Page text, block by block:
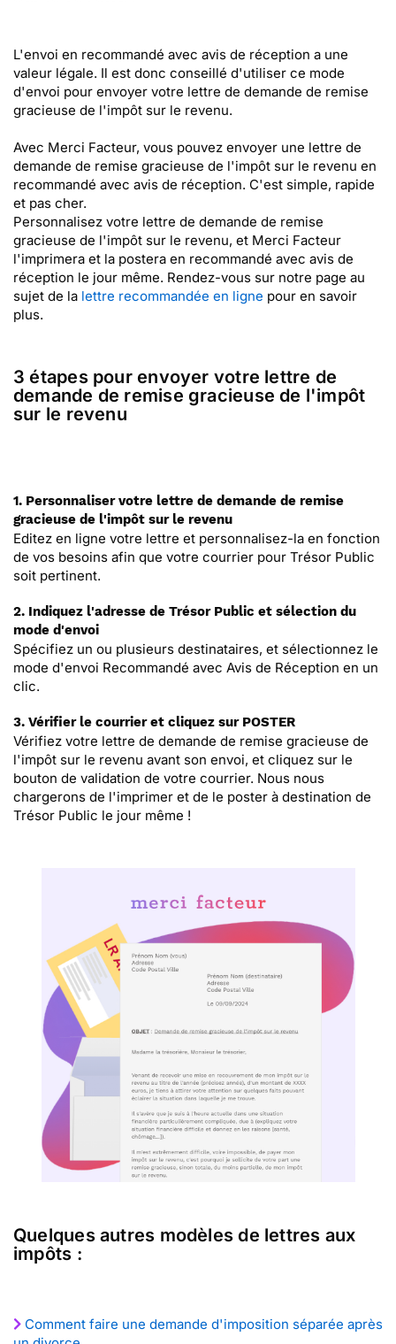
L'envoi en recommandé avec avis de réception a une
valeur légale. Il est donc conseillé d'utiliser ce mode
d'envoi pour envoyer votre lettre de demande de remise
gracieuse de l'impôt sur le revenu.
Avec Merci Facteur, vous pouvez envoyer une lettre de
demande de remise gracieuse de l'impôt sur le revenu en
recommandé avec avis de réception. C'est simple, rapide
et pas cher.
Personnalisez votre lettre de demande de remise
gracieuse de l'impôt sur le revenu, et Merci Facteur
l'imprimera et la postera en recommandé avec avis de
réception le jour même. Rendez-vous sur notre page au
sujet de la lettre recommandée en ligne pour en savoir
plus.
3 étapes pour envoyer votre lettre de
demande de remise gracieuse de l'impôt
sur le revenu
1. Personnaliser votre lettre de demande de remise
gracieuse de l'impôt sur le revenu
Editez en ligne votre lettre et personnalisez-la en fonction
de vos besoins afin que votre courrier pour Trésor Public
soit pertinent.
2. Indiquez l'adresse de Trésor Public et sélection du
mode d'envoi
Spécifiez un ou plusieurs destinataires, et sélectionnez le
mode d'envoi Recommandé avec Avis de Réception en un
clic.
3. Vérifier le courrier et cliquez sur POSTER
Vérifiez votre lettre de demande de remise gracieuse de
l'impôt sur le revenu avant son envoi, et cliquez sur le
bouton de validation de votre courrier. Nous nous
chargerons de l'imprimer et de le poster à destination de
Trésor Public le jour même !
Quelques autres modèles de lettres aux
impôts :
Comment faire une demande d'imposition séparée après